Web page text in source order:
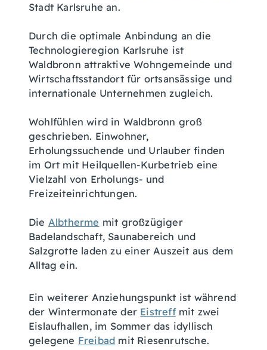
Stadt Karlsruhe an.
Durch die optimale Anbindung an die
Technologieregion Karlsruhe ist
Waldbronn attraktive Wohngemeinde und
Wirtschaftsstandort für ortsansässige und
internationale Unternehmen zugleich.
Wohlfühlen wird in Waldbronn groß
geschrieben. Einwohner,
Erholungssuchende und Urlauber finden
im Ort mit Heilquellen-Kurbetrieb eine
Vielzahl von Erholungs- und
Freizeiteinrichtungen.
Die Albtherme mit großzügiger
Badelandschaft, Saunabereich und
Salzgrotte laden zu einer Auszeit aus dem
Alltag ein.
Ein weiterer Anziehungspunkt ist während
der Wintermonate der Eistreffmit zwei
Eislaufhallen, im Sommer das idyllisch
gelegene Freibad mit Riesenrutsche.